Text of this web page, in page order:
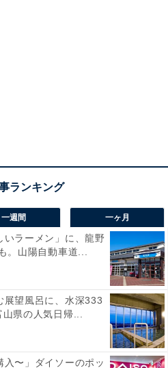
一週間 一ヶ月
いラーメン」に、龍野
。山陽自動車道...
展望風呂に、水深333
県の人気日帰...
入〜」ダイソーのポッ